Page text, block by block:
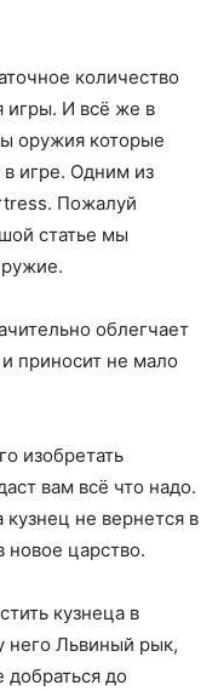
количество
игры. И всё же в
оружия которые
игре. Одним из
Пожалуй
статье мы
облегчает
приносит не мало
изобретать
вам всё что надо.
не вернется в
новое царство.
кузнеца в
него Львиный рык,
добраться до